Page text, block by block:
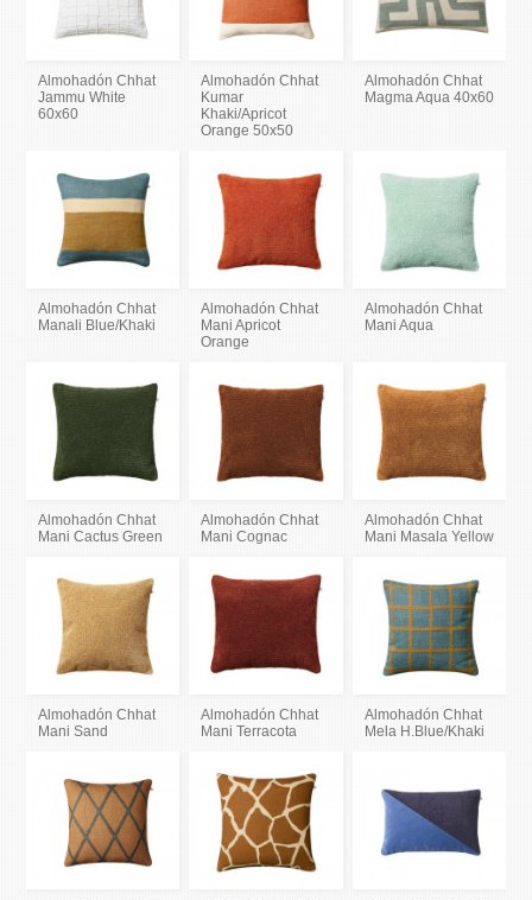
Almohadón Chhat
Jammu White
60x60
Almohadón Chhat
Kumar
Khaki/Apricot
Orange 50x50
Almohadón Chhat
Magma Aqua 40x60
Almohadón Chhat
Manali Blue/Khaki
Almohadón Chhat
Mani Apricot
Orange
Almohadón Chhat
Mani Aqua
Almohadón Chhat
Mani Cactus Green
Almohadón Chhat
Mani Cognac
Almohadón Chhat
Mani Masala Yellow
Almohadón Chhat
Mani Sand
Almohadón Chhat
Mani Terracota
Almohadón Chhat
Mela H.Blue/Khaki